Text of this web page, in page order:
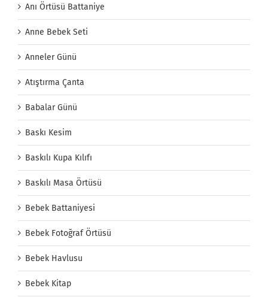
Anı Örtüsü Battaniye
Anne Bebek Seti
Anneler Günü
Atıştırma Çanta
Babalar Günü
Baskı Kesim
Baskılı Kupa Kılıfı
Baskılı Masa Örtüsü
Bebek Battaniyesi
Bebek Fotoğraf Örtüsü
Bebek Havlusu
Bebek Kitap